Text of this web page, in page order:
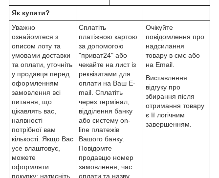
Як купити?
Уважно
ознайомтеся з
описом лоту та
умовами доставки
та оплати, уточніть
у продавця перед
оформленням
замовлення всі
питання, що
цікавлять вас,
наявності
потрібної вам
кількості. Якщо Вас
усе влаштовує,
можете
оформляти
покупку: натисніть
Сплатіть
платіжною картою
за допомогою
"приват24" або
чекайте на лист із
реквізитами для
оплати на Ваш E-
mail. Сплатіть
через термінал,
відділення банку
або систему on-
line платежів
Вашого банку.
Повідомте
продавцю номер
замовлення, час
оплати та назву
Очікуйте
повідомлення про
надсилання
товару в смс або
на Email.
Виставлення
відгуку про
збирання після
отримання товару
є її логічним
завершенням.